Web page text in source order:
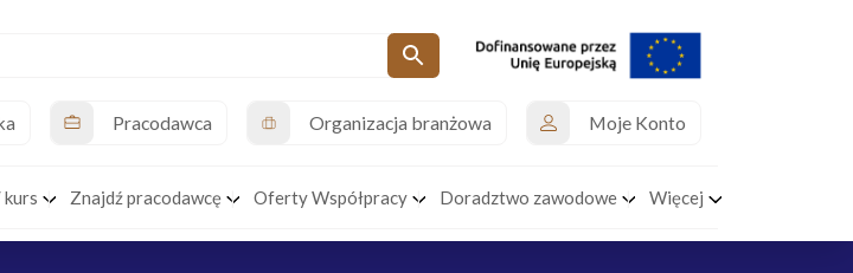
Pracodawca Organizacja branżowa Moje Konto
kurs Znajdź pracodawcę Oferty Współpracy Doradztwo zawodowe Więcej